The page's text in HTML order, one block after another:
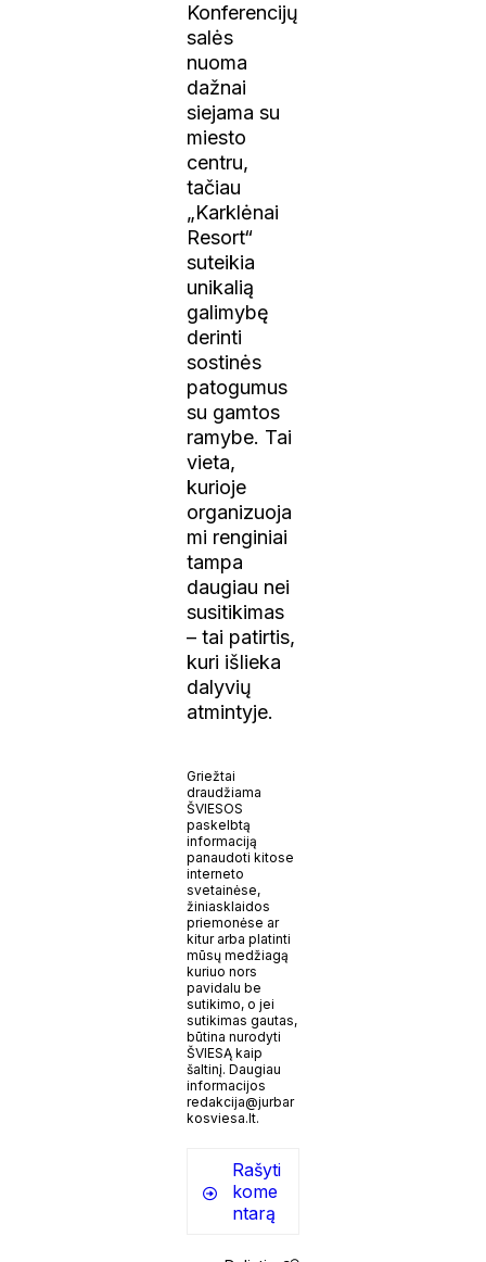
Konferencijų
salės
nuoma
dažnai
siejama su
miesto
centru,
tačiau
„Karklėnai
Resort“
suteikia
unikalią
galimybę
derinti
sostinės
patogumus
su gamtos
ramybe. Tai
vieta,
kurioje
organizuoja
mi renginiai
tampa
daugiau nei
susitikimas
– tai patirtis,
kuri išlieka
dalyvių
atmintyje.
Griežtai
draudžiama
ŠVIESOS
paskelbtą
informaciją
panaudoti kitose
interneto
svetainėse,
žiniasklaidos
priemonėse ar
kitur arba platinti
mūsų medžiagą
kuriuo nors
pavidalu be
sutikimo, o jei
sutikimas gautas,
būtina nurodyti
ŠVIESĄ kaip
šaltinį. Daugiau
informacijos
redakcija@jurbar
kosviesa.lt.
Rašyti
kome
ntarą